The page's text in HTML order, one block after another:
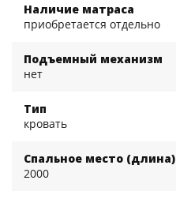
Наличие матраса
приобретается отдельно
Подъемный механизм
нет
Тип
кровать
Спальное место (длина)
2000